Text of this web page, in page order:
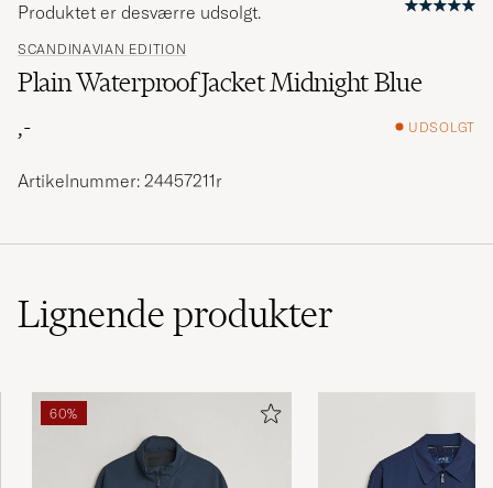
SCANDINAVIAN EDITION
Plain Waterproof Jacket Midnight Blue
,-
UDSOLGT
Produktet er desværre udsolgt.
Artikelnummer: 24457211r
Lignendeprodukter
60%